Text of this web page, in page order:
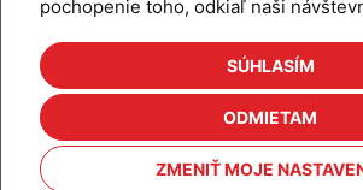
pochopenie toho, odkiaľ naši
SÚHLASÍM
ODMIETAM
ZMENIŤ MOJE
Aktuality
Odber
Kalkulačky
Cenníky
Na stiahnutie
Referencie
Kontakt